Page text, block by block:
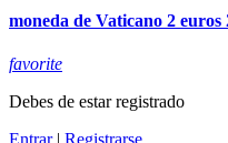
moneda de Vaticano 2
favorite
Debes de estar registrado
Entrar| Registrarse